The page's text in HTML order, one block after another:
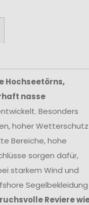
Hochseetörns,
nasse
Besonders
hoher Wetterschutz
Bereiche, hohe
sorgen dafür,
starkem Wind und
Segelbekleidung
Reviere